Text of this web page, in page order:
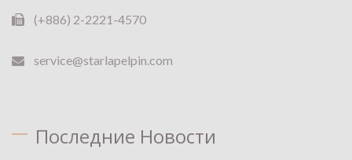
(+886) 2-2221-4570
service@starlapelpin.com
Последние Новости